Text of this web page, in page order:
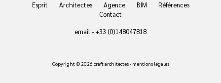
Esprit Architectes Agence BIM
Références
Contact
email - +33 (0)148047818
Copyright © 2026 craft architectes - mentions légales